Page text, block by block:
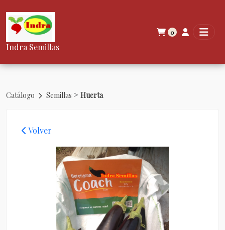
Indra Semillas
0
Catálogo Semillas > Huerta
Volver